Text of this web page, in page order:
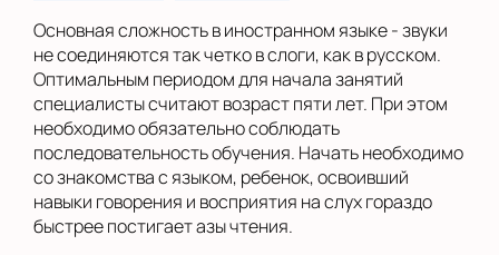
Основная сложность в иностранном языке - звуки
не соединяются так четко в слоги, как в русском.
Оптимальным периодом для начала занятий
специалисты считают возраст пяти лет. При этом
необходимо обязательно соблюдать
последовательность обучения. Начать необходимо
со знакомства с языком, ребенок, освоивший
навыки говорения и восприятия на слух гораздо
быстрее постигает азы чтения.